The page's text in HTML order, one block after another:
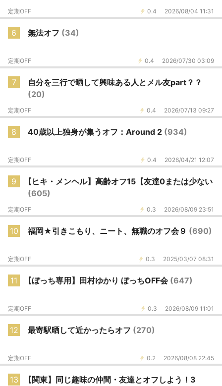
0.4 2026/08/04 11:31
定期OFF
6 無法オフ (34)
0.4 2026/07/30 03:09
定期OFF
7
自分を三行で晒して興味ある人とメル友part？？
(20)
0.4 2026/07/13 09:27
定期OFF
8 40歳以上独身が集うオフ：Around 2 (934)
0.4 2026/04/21 12:07
定期OFF
9
【ヒキ・メンヘル】高齢オフ15【友達0または少ない
(605)
0.3 2026/08/09 23:51
定期OFF
10 福岡★引きこもり、ニート、無職のオフ会９ (690)
0.3 2025/03/07 08:31
定期OFF
11 【ぼっち専用】田村ゆかり ぼっちOFF会 (647)
0.3 2026/08/09 11:01
定期OFF
12 最寄駅晒して近かったらオフ (270)
0.2 2026/08/08 22:45
定期OFF
13
【関東】同じ趣味の仲間・友達とオフしよう！3